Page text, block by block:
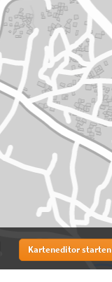
Karteneditor starten